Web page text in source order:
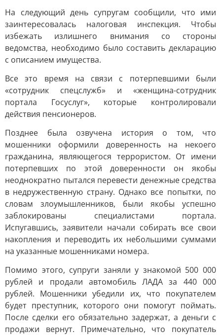
На следующий день супругам сообщили, что ими
заинтересовалась налоговая инспекция. Чтобы
избежать излишнего внимания со стороны
ведомства, необходимо было составить декларацию
с описанием имущества.
Все это время на связи с потерпевшими были
«сотрудник спецслужб» и «женщина-сотрудник
портала Госуслуг», которые контролировали
действия пенсионеров.
Позднее была озвучена история о том, что
мошенники оформили доверенность на некоего
гражданина, являющегося террористом. От имени
потерпевших по этой доверенности он якобы
неоднократно пытался перевести денежные средства
в недружественную страну. Однако все попытки, по
словам злоумышленников, были якобы успешно
заблокированы специалистами портала.
Испугавшись, заявители начали собирать все свои
накопления и переводить их небольшими суммами
на указанные мошенниками номера.
Помимо этого, супруги заняли у знакомой 500 000
рублей и продали автомобиль ЛАДА за 440 000
рублей. Мошенники убедили их, что покупателем
будет преступник, которого они помогут поймать.
После сделки его обязательно задержат, а деньги с
продажи вернут. Примечательно, что покупатель